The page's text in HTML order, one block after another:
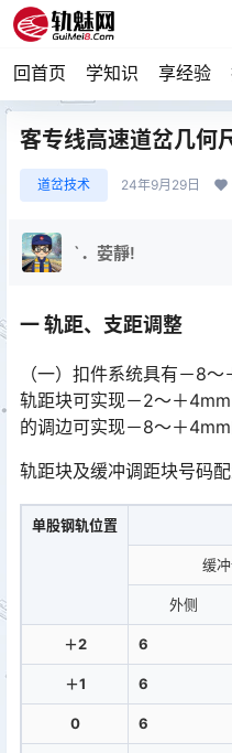
回首页 学知识 享经验
客专线高速道岔几何
道岔技术 24年9月29日
`．荌靜!
一 轨距、支距调整
（一）扣件系统具有－8
轨距块可实现－2～＋
的调边可实现－8～＋
轨距块及缓冲调距块号码
单股钢轨位置
缓
外侧
＋2 6
＋1 6
0 6